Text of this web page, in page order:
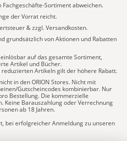
Sortiment abweichen.
der Vorrat reicht.
& zzgl. Versandkosten.
grundsätzlich von Aktionen und Rabatten
auf das gesamte Sortiment,
Artikel und Bücher.
Artikeln gilt der höhere Rabatt.
in den ORION Stores. Nicht mit
Gutscheincodes kombinierbar. Nur
Bestellung. Die kommerzielle
Keine Barauszahlung oder Verrechnung
ab 18 Jahren.
bei erfolgreicher Anmeldung zu unseren